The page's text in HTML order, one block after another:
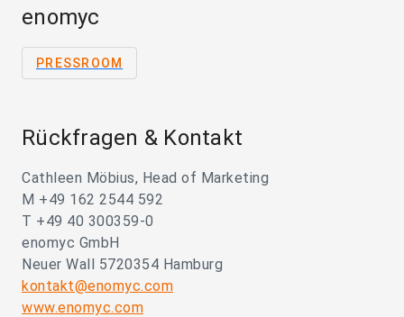
enomyc
PRESSROOM
Rückfragen & Kontakt
Cathleen Möbius, Head of Marketing
M +49 162 2544 592
T +49 40 300359-0
enomyc GmbH
Neuer Wall 5720354 Hamburg
kontakt@enomyc.com
www.enomyc.com